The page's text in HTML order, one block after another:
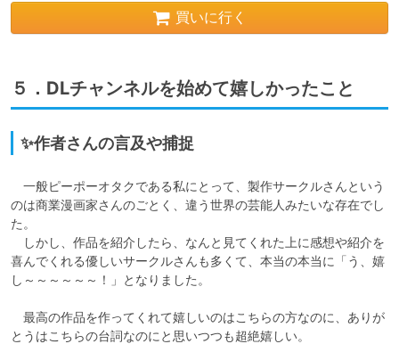
買いに行く
５．DLチャンネルを始めて嬉しかったこと
✨作者さんの言及や捕捉
一般ピーポーオタクである私にとって、製作サークルさんという
のは商業漫画家さんのごとく、違う世界の芸能人みたいな存在でし
た。
しかし、作品を紹介したら、なんと見てくれた上に感想や紹介を
喜んでくれる優しいサークルさんも多くて、本当の本当に「う、嬉
し～～～～～～！」となりました。
最高の作品を作ってくれて嬉しいのはこちらの方なのに、ありが
とうはこちらの台詞なのにと思いつつも超絶嬉しい。